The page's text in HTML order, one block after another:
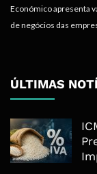
Económico apresenta
de negócios das
ÚLTIMAS